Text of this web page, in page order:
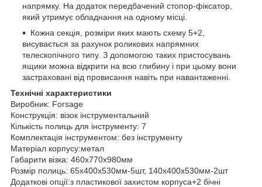
напрямку. На додаток передбачений стопор-фіксатор,
який утримує обладнання на одному місці.
Кожна секція, розміри яких мають схему 5+2,
висувається за рахунок роликових напрямних
телескопічного типу. З допомогою таких пристосувань
ящики можна відкрити на всю глибину і при цьому вони
застраховані від провисання навіть при навантаженні.
Технічні характеристики
Виробник: Forsage
Конструкція: візок інструментальний
Кількість полиць для інструменту: 7
Комплектація інструментом: без інструменту
Матеріал корпусу:метал
Габарити візка: 460х770х980мм
Розмір полиць: 65х400х530мм-5шт, 140х400х530мм-2шт
Додаткові опції:з пластикової захистом корпуса+2 бічні